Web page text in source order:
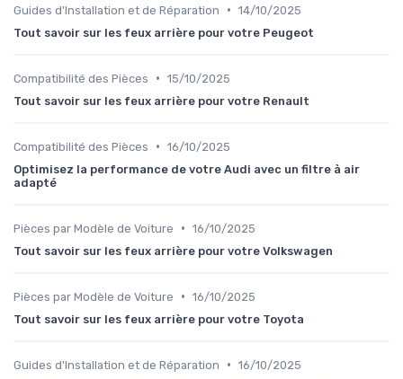
Guides d'Installation et de Réparation • 14/10/2025
Tout savoir sur les feux arrière pour votre Peugeot
Compatibilité des Pièces • 15/10/2025
Tout savoir sur les feux arrière pour votre Renault
Compatibilité des Pièces • 16/10/2025
Optimisez la performance de votre Audi avec un filtre à air
adapté
Pièces par Modèle de Voiture • 16/10/2025
Tout savoir sur les feux arrière pour votre Volkswagen
Pièces par Modèle de Voiture • 16/10/2025
Tout savoir sur les feux arrière pour votre Toyota
Guides d'Installation et de Réparation • 16/10/2025